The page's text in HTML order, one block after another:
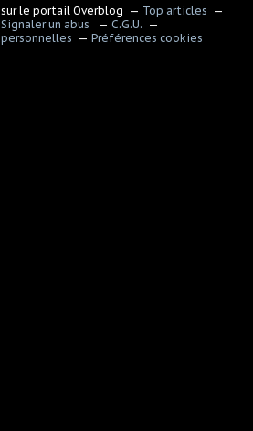
sur le portail Overblog
Top articles
Signaler un abus
C.G.U.
Préférences cookies